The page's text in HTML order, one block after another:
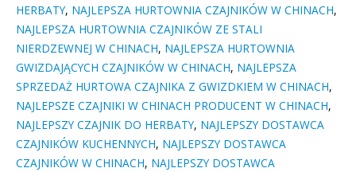
HERBATY, NAJLEPSZA HURTOWNIA CZAJNIKÓW W CHINACH,
NAJLEPSZA HURTOWNIA CZAJNIKÓW ZE STALI
NIERDZEWNEJ W CHINACH, NAJLEPSZA HURTOWNIA
GWIZDAJĄCYCH CZAJNIKÓW W CHINACH, NAJLEPSZA
SPRZEDAŻ HURTOWA CZAJNIKA Z GWIZDKIEM W CHINACH,
NAJLEPSZE CZAJNIKI W CHINACH PRODUCENT W CHINACH,
NAJLEPSZY CZAJNIK DO HERBATY, NAJLEPSZY DOSTAWCA
CZAJNIKÓW KUCHENNYCH, NAJLEPSZY DOSTAWCA
CZAJNIKÓW W CHINACH, NAJLEPSZY DOSTAWCA